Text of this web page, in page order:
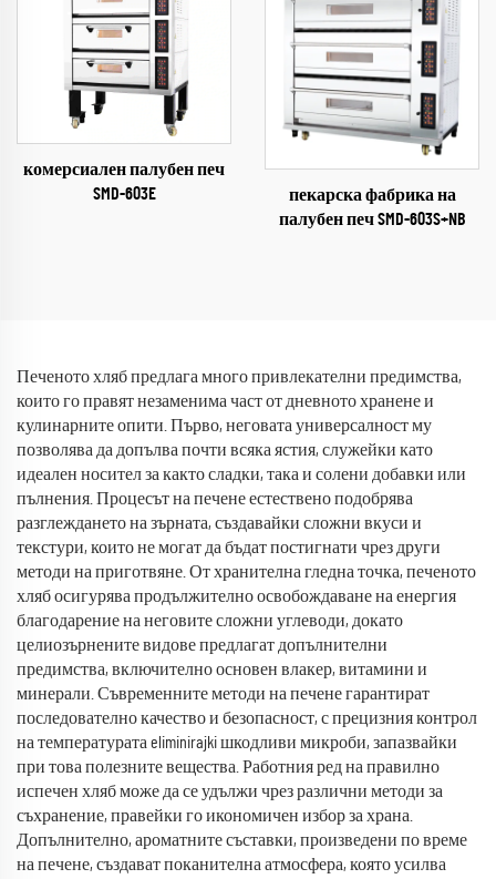
комерсиален палубен печ
SMD-603E
пекарска фабрика на
палубен печ SMD-603S+NB
Печеното хляб предлага много привлекателни предимства,
които го правят незаменима част от дневното хранене и
кулинарните опити. Първо, неговата универсалност му
позволява да допълва почти всяка ястия, служейки като
идеален носител за както сладки, така и солени добавки или
пълнения. Процесът на печене естествено подобрява
разглеждането на зърната, създавайки сложни вкуси и
текстури, които не могат да бъдат постигнати чрез други
методи на приготвяне. От хранителна гледна точка, печеното
хляб осигурява продължително освобождаване на енергия
благодарение на неговите сложни углеводи, докато
целиозърнените видове предлагат допълнителни
предимства, включително основен влакер, витамини и
минерали. Съвременните методи на печене гарантират
последователно качество и безопасност, с прецизния контрол
на температурата eliminirajki шкодливи микроби, запазвайки
при това полезните вещества. Работния ред на правилно
испечен хляб може да се удължи чрез различни методи за
съхранение, правейки го икономичен избор за храна.
Допълнително, ароматните съставки, произведени по време
на печене, създават поканителна атмосфера, която усилва